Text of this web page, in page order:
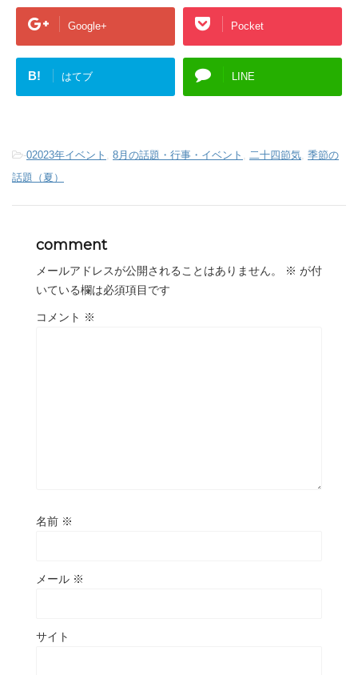
Google+ Pocket
B! はてブ LINE
-02023年イベント 8月の話題・行事・イベント 二十四節気 季節の
話題（夏）
comment
メールアドレスが公開されることはありません。 ※ が付
いている欄は必須項目です
コメント ※
名前 ※
メール ※
サイト